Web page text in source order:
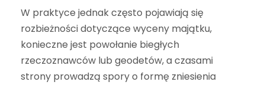
W praktyce jednak często pojawiają się
rozbieżności dotyczące wyceny majątku,
konieczne jest powołanie biegłych
rzeczoznawców lub geodetów, a czasami
strony prowadzą spory o formę zniesienia